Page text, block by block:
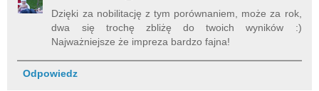
Dzięki za nobilitację z tym porównaniem, może za rok,
dwa się trochę zbliżę do twoich wyników :)
Najważniejsze że impreza bardzo fajna!
Odpowiedz